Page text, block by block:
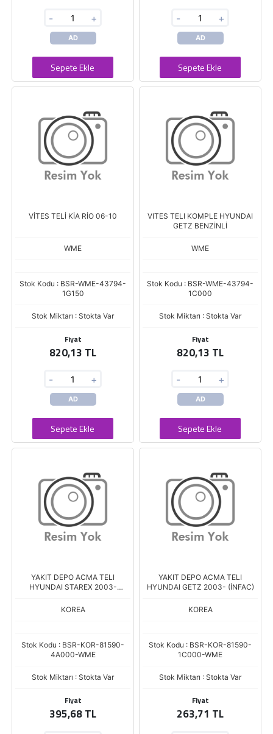
- +
AD
Sepete Ekle
- +
AD
Sepete Ekle
VİTES TELİ KİA RİO 06-10
WME
Stok Kodu : BSR-WME-43794-
1G150
Stok Miktarı : Stokta Var
Fiyat
820,13 TL
- +
AD
Sepete Ekle
VITES TELI KOMPLE HYUNDAI
GETZ BENZİNLİ
WME
Stok Kodu : BSR-WME-43794-
1C000
Stok Miktarı : Stokta Var
Fiyat
820,13 TL
- +
AD
Sepete Ekle
YAKIT DEPO ACMA TELI
HYUNDAI STAREX 2003-
KOREA
Stok Kodu : BSR-KOR-81590-
4A000-WME
Stok Miktarı : Stokta Var
Fiyat
395,68 TL
YAKIT DEPO ACMA TELI
HYUNDAI GETZ 2003- (İNFAC)
KOREA
Stok Kodu : BSR-KOR-81590-
1C000-WME
Stok Miktarı : Stokta Var
Fiyat
263,71 TL